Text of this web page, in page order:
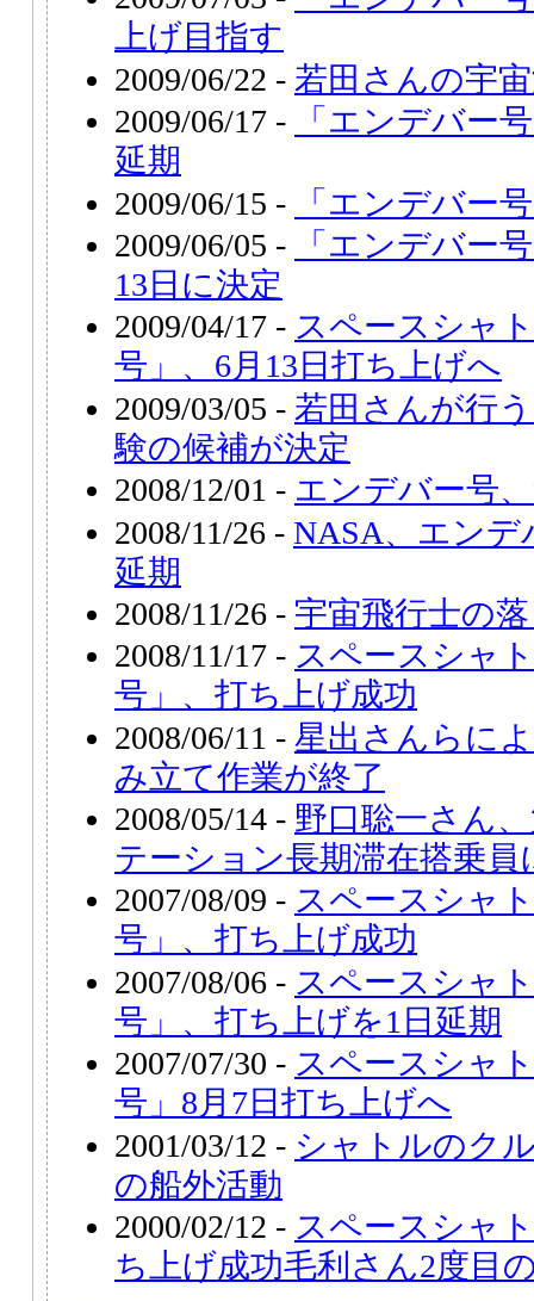
上げ目指す
2009/06/22 - 若田さんの宇
2009/06/17 -
「エンデバー
延期
2009/06/15 -
「エンデバー
2009/06/05 -
「エンデバー
13日に決定
2009/04/17 - スペースシャ
号」、6月13日打ち上げへ
2009/03/05 - 若田さんが行
験の候補が決定
2008/12/01 - エンデバー号
2008/11/26 - NASA、エンデ
延期
2008/11/26 - 宇宙飛行士の
2008/11/17 - スペースシャ
号」、打ち上げ成功
2008/06/11 - 星出さんらに
み立て作業が終了
2008/05/14 - 野口聡一さん
テーション長期滞在搭乗員
2007/08/09 - スペースシャ
号」、打ち上げ成功
2007/08/06 - スペースシャ
号」、打ち上げを1日延期
2007/07/30 - スペースシャ
号」8月7日打ち上げへ
2001/03/12 - シャトルのク
の船外活動
2000/02/12 - スペースシャ
ち上げ成功毛利さん2度目